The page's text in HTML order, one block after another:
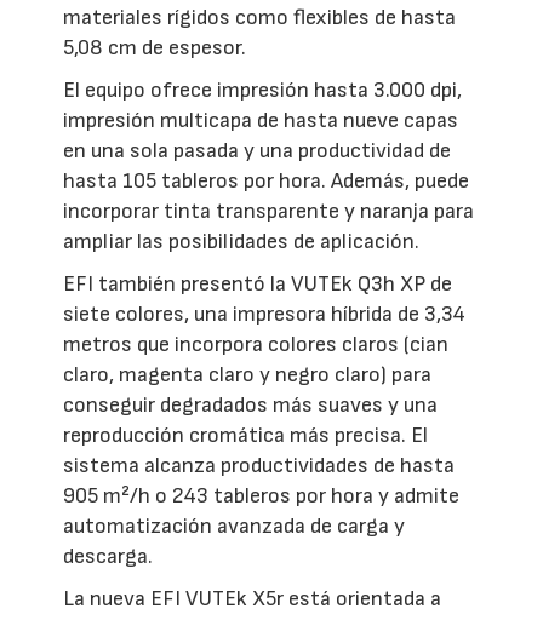
materiales rígidos como flexibles de hasta
5,08 cm de espesor.
El equipo ofrece impresión hasta 3.000 dpi,
impresión multicapa de hasta nueve capas
en una sola pasada y una productividad de
hasta 105 tableros por hora. Además, puede
incorporar tinta transparente y naranja para
ampliar las posibilidades de aplicación.
EFI también presentó la VUTEk Q3h XP de
siete colores, una impresora híbrida de 3,34
metros que incorpora colores claros (cian
claro, magenta claro y negro claro) para
conseguir degradados más suaves y una
reproducción cromática más precisa. El
sistema alcanza productividades de hasta
905 m²/h o 243 tableros por hora y admite
automatización avanzada de carga y
descarga.
La nueva EFI VUTEk X5r está orientada a